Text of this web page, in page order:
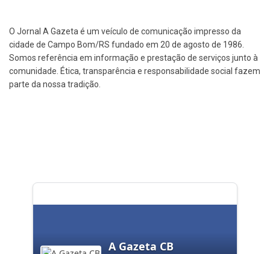
O Jornal A Gazeta é um veículo de comunicação impresso da
cidade de Campo Bom/RS fundado em 20 de agosto de 1986.
Somos referência em informação e prestação de serviços junto à
comunidade. Ética, transparência e responsabilidade social fazem
parte da nossa tradição.
A Gazeta CB